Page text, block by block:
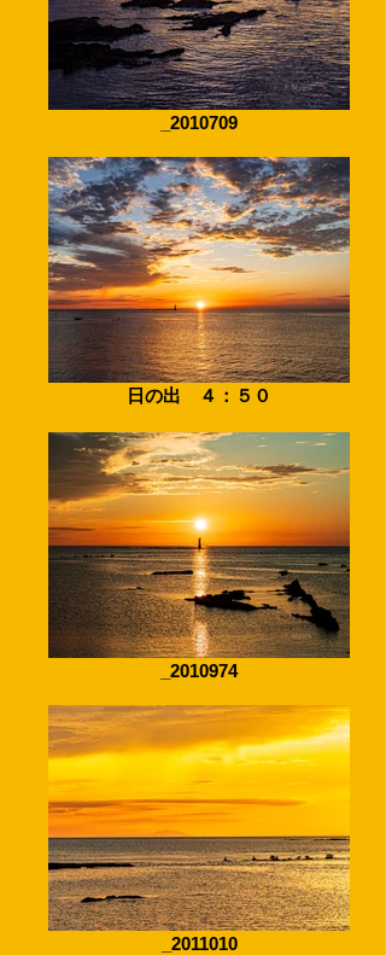
_2010709
日の出 ４：５０
_2010974
_2011010